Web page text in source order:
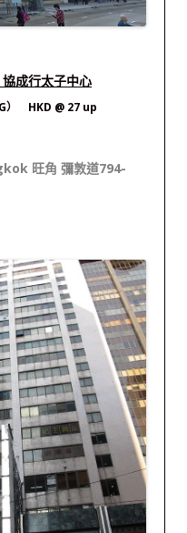
成行太子中心
） HKD @ 27 up
旺角 彌敦道794-